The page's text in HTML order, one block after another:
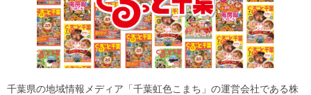
千葉県の地域情報メディア「千葉虹色こまち」の運営会社である株